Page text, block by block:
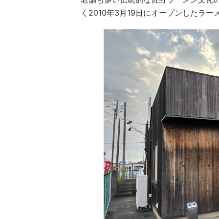
く2010年3月19日にオープンしたラー